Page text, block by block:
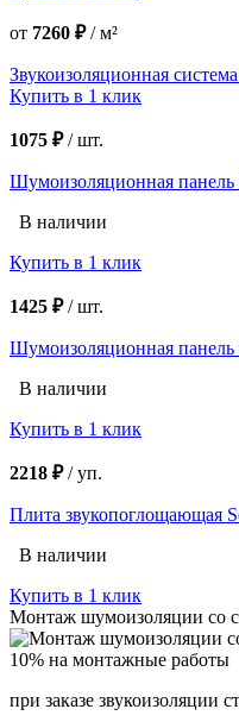
от 7260 ₽/м²
Звукоизоляционная
Купить в 1 клик
1075 ₽/шт.
Шумоизоляционная панель
В наличии
Купить в 1 клик
1425 ₽/шт.
Шумоизоляционная панель
В наличии
Купить в 1 клик
2218 ₽/уп.
Плита звукопоглощающая
В наличии
Купить в 1 клик
Монтаж шумоизоляции со
10% на монтажные работы
при заказе звукоизоляции